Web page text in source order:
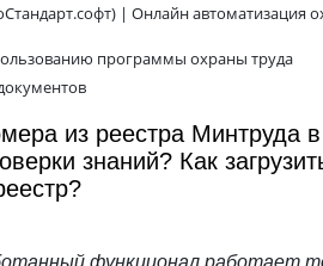
| Онлайн автоматизация
программы охраны труда
из реестра Минтруда в
знаний? Как
функционал работает